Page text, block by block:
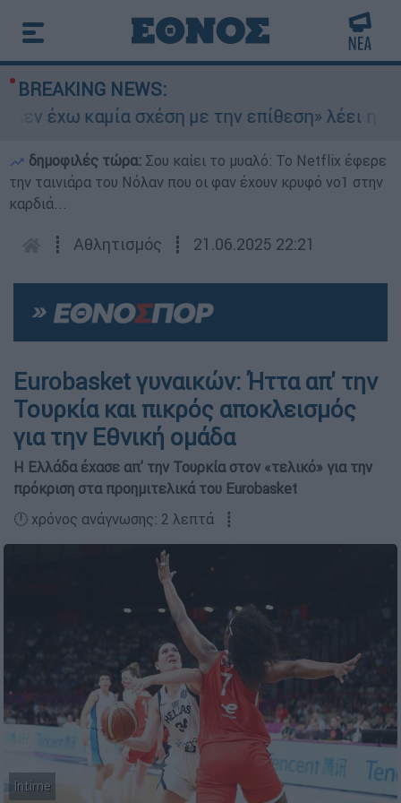
BREAKING NEWS:
έχω καμία σχέση με την επίθεση» λέει η
δημοφιλές τώρα: Σου καίει το μυαλό: Το Netflix έφερε
την ταινιάρα του Νόλαν που οι φαν έχουν κρυφό νο1 στην
καρδιά...
┋ Αθλητισμός ┋ 21.06.2025 22:21
Eurobasket γυναικών: Ήττα απ' την
Τουρκία και πικρός αποκλεισμός
για την Εθνική ομάδα
Η Ελλάδα έχασε απ' την Τουρκία στον «τελικό» για την
πρόκριση στα προημιτελικά του Eurobasket
🕛 χρόνος ανάγνωσης: 2 λεπτά ┋
Intime